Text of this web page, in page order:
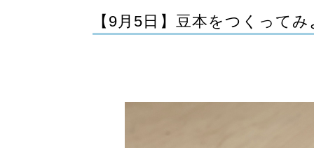
【9月5日】豆本をつくって